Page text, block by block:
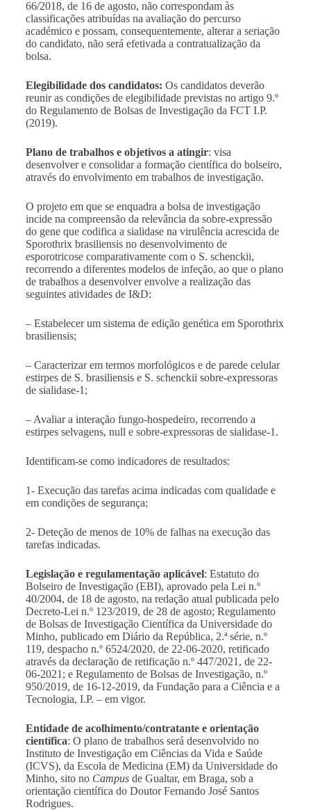
66/2018, de 16 de agosto, não correspondam às
classificações atribuídas na avaliação do percurso
académico e possam, consequentemente, alterar a seriação
do candidato, não será efetivada a contratualização da
bolsa.
Elegibilidade dos candidatos: Os candidatos deverão
reunir as condições de elegibilidade previstas no artigo 9.º
do Regulamento de Bolsas de Investigação da FCT I.P.
(2019).
Plano de trabalhos e objetivos a atingir: visa
desenvolver e consolidar a formação científica do bolseiro,
através do envolvimento em trabalhos de investigação.
O projeto em que se enquadra a bolsa de investigação
incide na compreensão da relevância da sobre-expressão
do gene que codifica a sialidase na virulência acrescida de
Sporothrix brasiliensis no desenvolvimento de
esporotricose comparativamente com o S. schenckii,
recorrendo a diferentes modelos de infeção, ao que o plano
de trabalhos a desenvolver envolve a realização das
seguintes atividades de I&D:
– Estabelecer um sistema de edição genética em Sporothrix
brasiliensis;
– Caracterizar em termos morfológicos e de parede celular
estirpes de S. brasiliensis e S. schenckii sobre-expressoras
de sialidase-1;
– Avaliar a interação fungo-hospedeiro, recorrendo a
estirpes selvagens, null e sobre-expressoras de sialidase-1.
Identificam-se como indicadores de resultados:
1- Execução das tarefas acima indicadas com qualidade e
em condições de segurança;
2- Deteção de menos de 10% de falhas na execução das
tarefas indicadas.
Legislação e regulamentação aplicável: Estatuto do
Bolseiro de Investigação (EBI), aprovado pela Lei n.º
40/2004, de 18 de agosto, na redação atual publicada pelo
Decreto-Lei n.º 123/2019, de 28 de agosto; Regulamento
de Bolsas de Investigação Científica da Universidade do
Minho, publicado em Diário da República, 2.ª série, n.º
119, despacho n.º 6524/2020, de 22-06-2020, retificado
através da declaração de retificação n.º 447/2021, de 22-
06-2021; e Regulamento de Bolsas de Investigação, n.º
950/2019, de 16-12-2019, da Fundação para a Ciência e a
Tecnologia, I.P. – em vigor.
Entidade de acolhimento/contratante e orientação
científica: O plano de trabalhos será desenvolvido no
Instituto de Investigação em Ciências da Vida e Saúde
(ICVS), da Escola de Medicina (EM) da Universidade do
Minho, sito no Campusde Gualtar, em Braga, sob a
orientação científica do Doutor Fernando José Santos
Rodrigues.